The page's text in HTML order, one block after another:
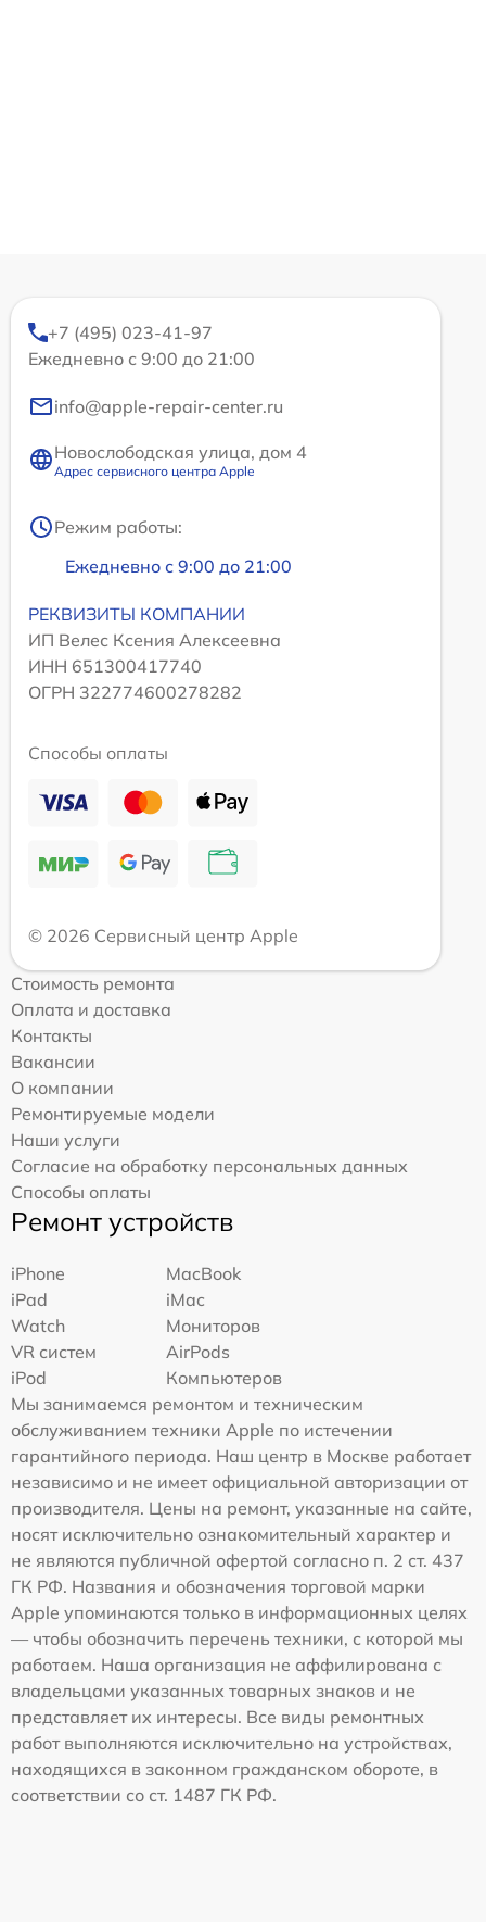
+7 (495) 023-41-97
Ежедневно с 9:00 до 21:00
info@apple-repair-center.ru
Новослободская улица, дом 4
Адрес сервисного центра Apple
Режим работы:
Ежедневно с 9:00 до 21:00
РЕКВИЗИТЫ КОМПАНИИ
ИП Велес Ксения Алексеевна
ИНН 651300417740
ОГРН 322774600278282
Способы оплаты
© 2026 Сервисный центр Apple
Стоимость ремонта
Оплата и доставка
Контакты
Вакансии
О компании
Ремонтируемые модели
Наши услуги
Согласие на обработку персональных данных
Способы оплаты
Ремонт устройств
iPhone
MacBook
iPad
iMac
Watch
Мониторов
VR систем
AirPods
iPod
Компьютеров
Мы занимаемся ремонтом и техническим
обслуживанием техники Apple по истечении
гарантийного периода. Наш центр в Москве работает
независимо и не имеет официальной авторизации от
производителя. Цены на ремонт, указанные на сайте,
носят исключительно ознакомительный характер и
не являются публичной офертой согласно п. 2 ст. 437
ГК РФ. Названия и обозначения торговой марки
Apple упоминаются только в информационных целях
— чтобы обозначить перечень техники, с которой мы
работаем. Наша организация не аффилирована с
владельцами указанных товарных знаков и не
представляет их интересы. Все виды ремонтных
работ выполняются исключительно на устройствах,
находящихся в законном гражданском обороте, в
соответствии со ст. 1487 ГК РФ.